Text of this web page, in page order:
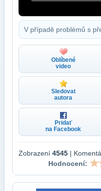
V případě problémů s
Oblíbené
video
Sledovat
autora
Pridať
na Facebook
Zobrazení 4545 |
Hodnocení: